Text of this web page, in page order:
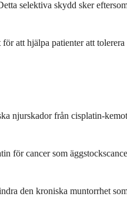
selektiva skydd sker
att hjälpa patienter att
njurskador från cisplatin-
cancer som
den kroniska muntorrhet